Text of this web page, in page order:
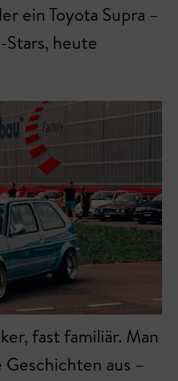
ein Toyota Supra –
heute
fast familiär. Man
aus –